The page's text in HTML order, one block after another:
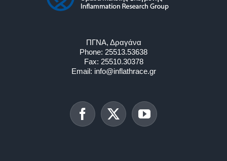
ΠΓΝΑ, Δραγάνα
Phone: 25513.53638
Fax: 25510.30378
Email: info@inflathrace.gr